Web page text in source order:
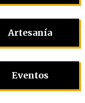
Artesanía
Eventos